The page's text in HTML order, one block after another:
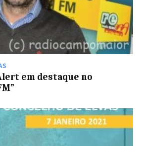
em destaque no